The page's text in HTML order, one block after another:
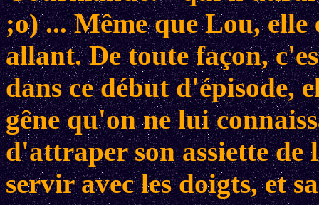
;o) ... Même que Lou, elle
allant. De toute façon,
dans ce début d'épisode,
gêne qu'on ne lui
d'attraper son assiette de
servir avec les doigts, et